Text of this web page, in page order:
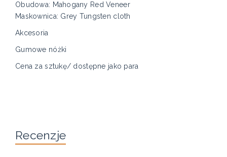
Obudowa: Mahogany Red Veneer
Maskownica: Grey Tungsten cloth
Akcesoria
Gumowe nóżki
Cena za sztukę/ dostępne jako para
Recenzje